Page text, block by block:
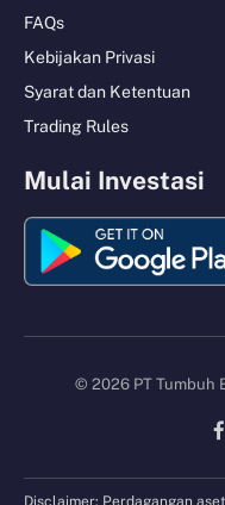
FAQs
Kebijakan Privasi
Syarat dan Ketentuan
Trading Rules
Mulai Investasi
© 2026 PT Tumbuh